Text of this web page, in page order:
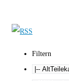
Filtern